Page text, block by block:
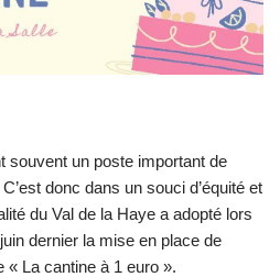
souvent un poste important de
donc dans un souci d’équité et
du Val de la Haye a adopté lors
dernier la mise en place de
« La cantine à 1 euro ».